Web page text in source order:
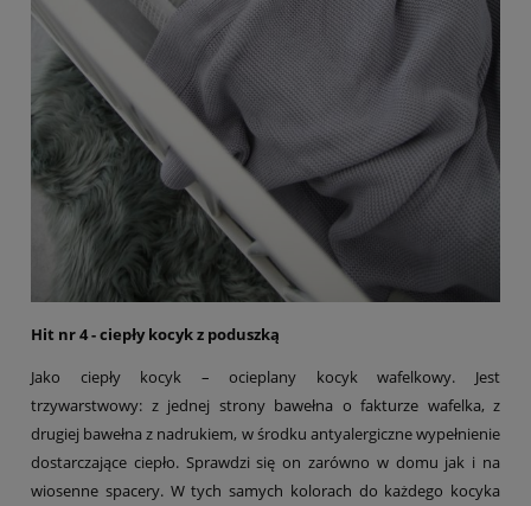
Hit nr 4 - ciepły kocyk z poduszką
Jako ciepły kocyk – ocieplany kocyk wafelkowy. Jest
trzywarstwowy: z jednej strony bawełna o fakturze wafelka, z
drugiej bawełna z nadrukiem, w środku antyalergiczne wypełnienie
dostarczające ciepło. Sprawdzi się on zarówno w domu jak i na
wiosenne spacery. W tych samych kolorach do każdego kocyka